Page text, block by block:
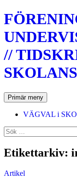
Hoppa
till
innehåll
//
SökPrimär meny
VÄGVAL i
Sök
efter:
Etikettarkiv:
Artikel